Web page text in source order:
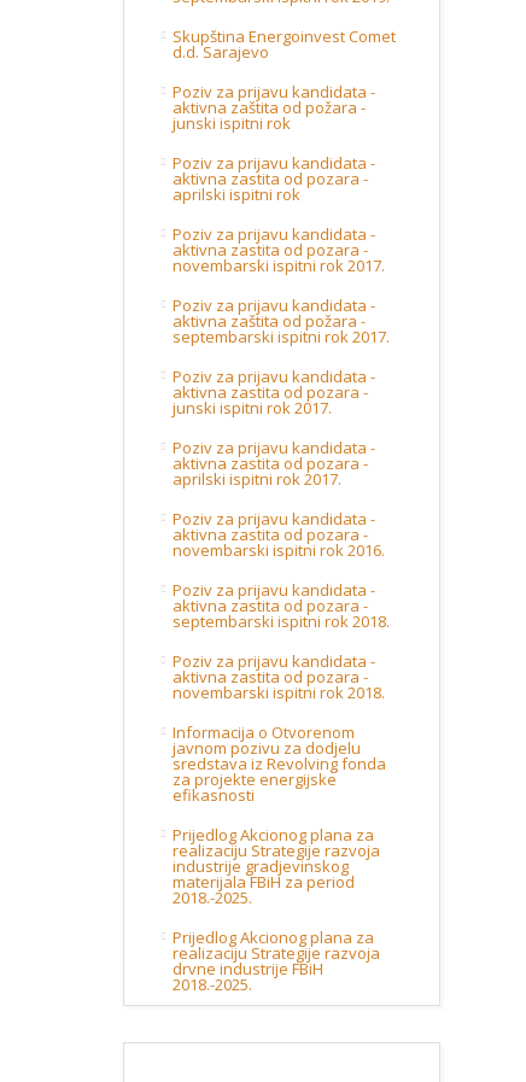
Skupština Energoinvest Comet
d.d. Sarajevo
Poziv za prijavu kandidata -
aktivna zaštita od požara -
junski ispitni rok
Poziv za prijavu kandidata -
aktivna zastita od pozara -
aprilski ispitni rok
Poziv za prijavu kandidata -
aktivna zastita od pozara -
novembarski ispitni rok 2017.
Poziv za prijavu kandidata -
aktivna zaštita od požara -
septembarski ispitni rok 2017.
Poziv za prijavu kandidata -
aktivna zastita od pozara -
junski ispitni rok 2017.
Poziv za prijavu kandidata -
aktivna zastita od pozara -
aprilski ispitni rok 2017.
Poziv za prijavu kandidata -
aktivna zastita od pozara -
novembarski ispitni rok 2016.
Poziv za prijavu kandidata -
aktivna zastita od pozara -
septembarski ispitni rok 2018.
Poziv za prijavu kandidata -
aktivna zastita od pozara -
novembarski ispitni rok 2018.
Informacija o Otvorenom
javnom pozivu za dodjelu
sredstava iz Revolving fonda
za projekte energijske
efikasnosti
Prijedlog Akcionog plana za
realizaciju Strategije razvoja
industrije gradjevinskog
materijala FBiH za period
2018.-2025.
Prijedlog Akcionog plana za
realizaciju Strategije razvoja
drvne industrije FBiH
2018.-2025.